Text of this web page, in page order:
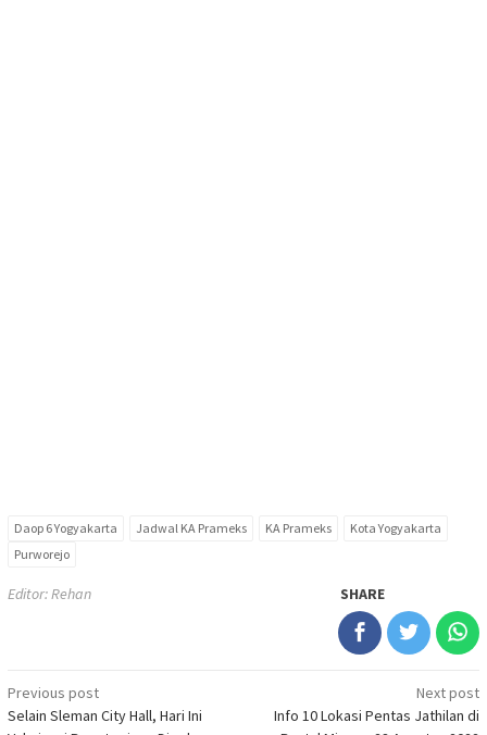
Daop 6 Yogyakarta Jadwal KA Prameks KA Prameks
Kota Yogyakarta
Purworejo
Editor: Rehan SHARE
Post
navigation
Previous post
Selain Sleman City Hall, Hari Ini
Next post
Info 10 Lokasi Pentas Jathilan di